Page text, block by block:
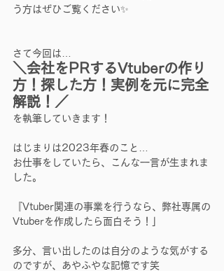
う方はぜひご覧ください✨
さて今回は…
＼会社をPRするVtuberの作り
方！探した方！実例を元に完全
解説！／
を執筆していきます！
はじまりは2023年春のこと…
お仕事をしていたら、こんな一言が生まれま
した。
『Vtuber関連の事業を行うなら、弊社専属の
Vtuberを作成したら面白そう！」
多分、言い出したのは自分のような気がする
のですが、あやふやな記憶です笑